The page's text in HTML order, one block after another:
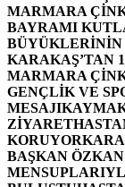
MARMARA
BAYRAMI
KARAKAŞ’TAN
MARMARA
GENÇLİK VE
MESAJI
ZİYARET
KORUYOR
BAŞKAN